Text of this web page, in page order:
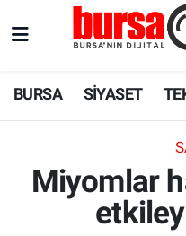
BURSA SİYASET
Miyomlar
Süper Lig Puan